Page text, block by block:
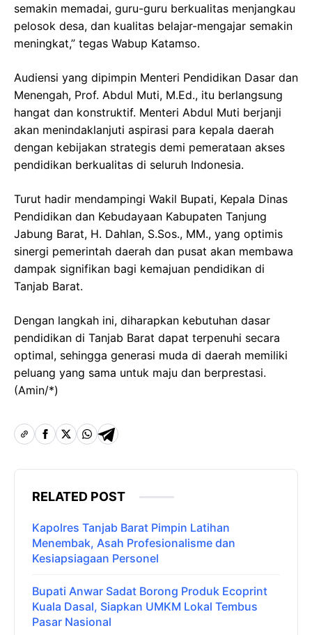
semakin memadai, guru-guru berkualitas menjangkau
pelosok desa, dan kualitas belajar-mengajar semakin
meningkat,” tegas Wabup Katamso.
Audiensi yang dipimpin Menteri Pendidikan Dasar dan
Menengah, Prof. Abdul Muti, M.Ed., itu berlangsung
hangat dan konstruktif. Menteri Abdul Muti berjanji
akan menindaklanjuti aspirasi para kepala daerah
dengan kebijakan strategis demi pemerataan akses
pendidikan berkualitas di seluruh Indonesia.
Turut hadir mendampingi Wakil Bupati, Kepala Dinas
Pendidikan dan Kebudayaan Kabupaten Tanjung
Jabung Barat, H. Dahlan, S.Sos., MM., yang optimis
sinergi pemerintah daerah dan pusat akan membawa
dampak signifikan bagi kemajuan pendidikan di
Tanjab Barat.
Dengan langkah ini, diharapkan kebutuhan dasar
pendidikan di Tanjab Barat dapat terpenuhi secara
optimal, sehingga generasi muda di daerah memiliki
peluang yang sama untuk maju dan berprestasi.
(Amin/*)
RELATED POST
Kapolres Tanjab Barat Pimpin Latihan
Menembak, Asah Profesionalisme dan
Kesiapsiagaan Personel
Bupati Anwar Sadat Borong Produk Ecoprint
Kuala Dasal, Siapkan UMKM Lokal Tembus
Pasar Nasional